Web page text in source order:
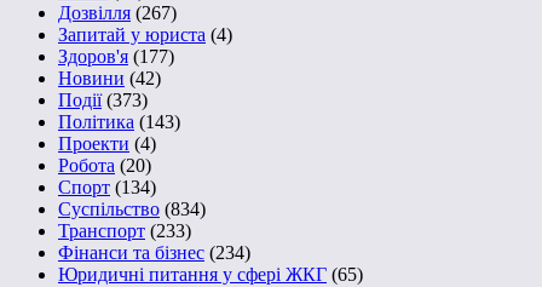
Дозвілля (267)
Запитай у юриста (4)
Здоров'я (177)
Новини (42)
Події(373)
Політика (143)
Проекти (4)
Робота (20)
Спорт (134)
Суспільство (834)
Транспорт (233)
Фінанси та бізнес (234)
Юридичні питання у сфері ЖКГ (65)